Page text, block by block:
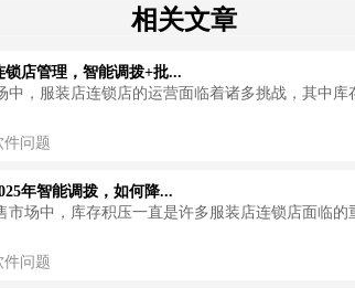
相关文章
店管理，智能调拨+批...
，服装店连锁店的运营面临着诸多挑战，其中库
件问题
年智能调拨，如何降...
市场中，库存积压一直是许多服装店连锁店面临的
件问题